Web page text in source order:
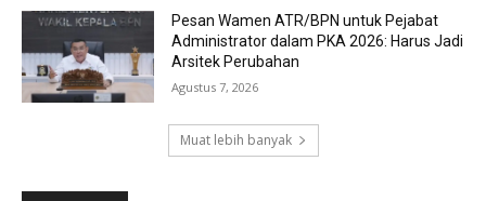
Pesan Wamen ATR/BPN untuk Pejabat
Administrator dalam PKA 2026: Harus Jadi
Arsitek Perubahan
Agustus 7, 2026
Muat lebih banyak